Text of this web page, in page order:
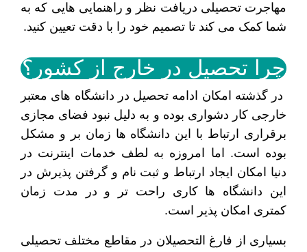
مهاجرت تحصیلی دریافت نظر و راهنمایی هایی که به
شما کمک می کند تا تصمیم خود را با دقت تعیین کنید.
چرا تحصیل در خارج از کشور؟
در گذشته امکان ادامه تحصیل در دانشگاه های معتبر
خارجی کار دشواری بوده و به دلیل نبود فضای مجازی
برقراری ارتباط با این دانشگاه ها زمان بر و مشکل
بوده است. اما امروزه به لطف خدمات اینترنت در
دنیا امکان ایجاد ارتباط و ثبت نام و گرفتن پذیرش در
این دانشگاه ها کاری راحت تر و در مدت زمان
کمتری امکان پذیر است.
بسیاری از فارغ التحصیلان در مقاطع مختلف تحصیلی